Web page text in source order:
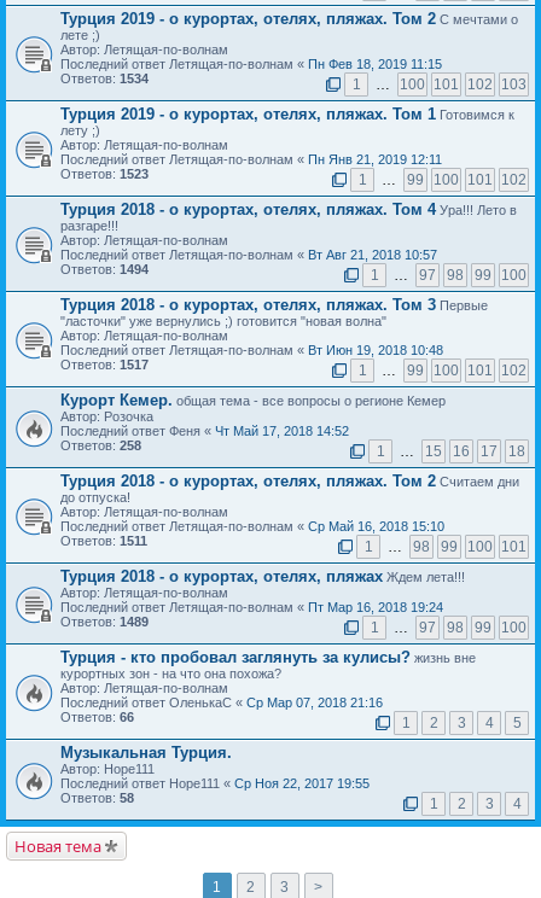
Турция 2019 - о курортах, отелях, пляжах. Том 2 С мечтами о
лете ;)
Автор: Летящая-по-волнам
Последний ответ Летящая-по-волнам « Пн Фев 18, 2019 11:15
Ответов: 1534 1 … 100 101 102 103
Турция 2019 - о курортах, отелях, пляжах. Том 1 Готовимся к
лету ;)
Автор: Летящая-по-волнам
Последний ответ Летящая-по-волнам « Пн Янв 21, 2019 12:11
Ответов: 1523 1 … 99 100 101 102
Турция 2018 - о курортах, отелях, пляжах. Том 4Ура!!! Лето в
разгаре!!!
Автор: Летящая-по-волнам
Последний ответ Летящая-по-волнам « Вт Авг 21, 2018 10:57
Ответов: 1494 1 … 97 98 99 100
Турция 2018 - о курортах, отелях, пляжах. Том 3 Первые
"ласточки" уже вернулись ;) готовится "новая волна"
Автор: Летящая-по-волнам
Последний ответ Летящая-по-волнам « Вт Июн 19, 2018 10:48
Ответов: 1517 1 … 99 100 101 102
Курорт Кемер. общая тема - все вопросы о регионе Кемер
Автор: Розочка
Последний ответ Феня « Чт Май 17, 2018 14:52
Ответов: 258 1 … 15 16 17 18
Турция 2018 - о курортах, отелях, пляжах. Том 2 Считаем дни
до отпуска!
Автор: Летящая-по-волнам
Последний ответ Летящая-по-волнам « Ср Май 16, 2018 15:10
Ответов: 1511 1 … 98 99 100 101
Турция 2018 - о курортах, отелях, пляжах Ждем лета!!!
Автор: Летящая-по-волнам
Последний ответ Летящая-по-волнам « Пт Мар 16, 2018 19:24
Ответов: 1489 1 … 97 98 99 100
Турция - кто пробовал заглянуть за кулисы? жизнь вне
курортных зон - на что она похожа?
Автор: Летящая-по-волнам
Последний ответ ОленькаС « Ср Мар 07, 2018 21:16
Ответов: 66 1 2 3 4 5
Музыкальная Турция.
Автор: Hope111
Последний ответ Hope111 « Ср Ноя 22, 2017 19:55
Ответов: 58 1 2 3 4
Новая тема
1 2 3 >